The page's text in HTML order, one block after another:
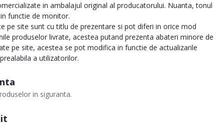
in siguranta.
in ambalajul original al producatorului. Nuanta, tonul
functie de monitor.
pe site sunt cu titlu de prezentare si pot diferi in orice mod
produselor livrate, acestea putand prezenta abateri minore de
pe site, acestea se pot modifica in functie de actualizarile
a utilizatorilor.